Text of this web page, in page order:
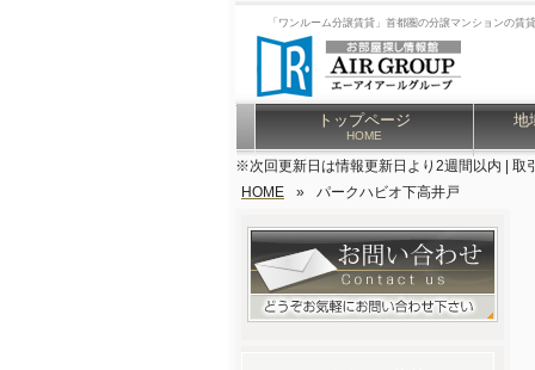
「ワンルーム分譲賃貸」首都圏の分譲マンションの賃
トップページ
HOME
地
※次回更新日は情報更新日より2週間以内 | 取
HOME
» パークハビオ下高井戸